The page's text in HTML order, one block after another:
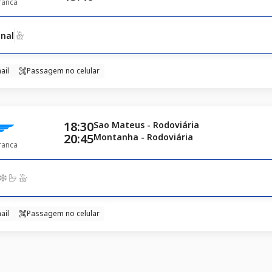
Passagem no celular
18:30
20:45
Sao Mateus - Rodoviária
Montanha - Rodoviária
Passagem no celular